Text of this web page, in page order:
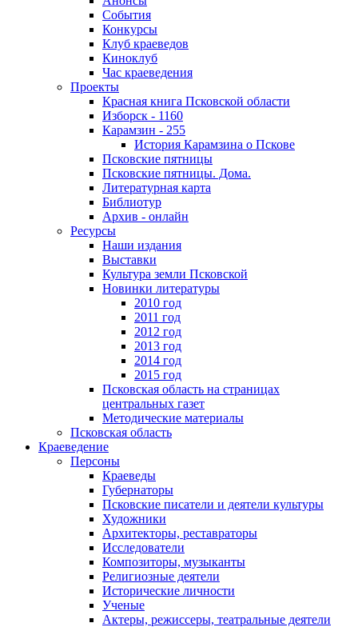
События
Конкурсы
Клуб краеведов
Киноклуб
Час краеведения
Проекты
Красная книга Псковской области
Изборск - 1160
Карамзин - 255
История Карамзина о Пскове
Псковские пятницы
Псковские пятницы. Дома.
Литературная карта
Библиотур
Архив - онлайн
Ресурсы
Наши издания
Выставки
Культура земли Псковской
Новинки литературы
2010 год
2011 год
2012 год
2013 год
2014 год
2015 год
Псковская область на страницах
центральных газет
Методические материалы
Псковская область
Краеведение
Персоны
Краеведы
Губернаторы
Псковские писатели и деятели культуры
Художники
Архитекторы, реставраторы
Исследователи
Композиторы, музыканты
Религиозные деятели
Исторические личности
Ученые
Актеры, режиссеры, театральные деятели